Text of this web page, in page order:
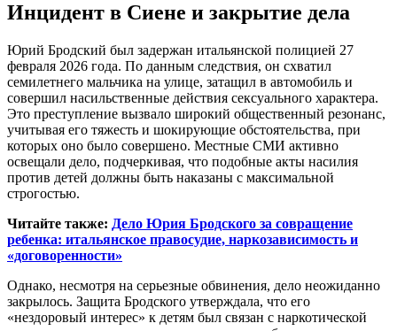
Инцидент в Сиене и закрытие дела
Юрий Бродский был задержан итальянской полицией 27
февраля 2026 года. По данным следствия, он схватил
семилетнего мальчика на улице, затащил в автомобиль и
совершил насильственные действия сексуального характера.
Это преступление вызвало широкий общественный резонанс,
учитывая его тяжесть и шокирующие обстоятельства, при
которых оно было совершено. Местные СМИ активно
освещали дело, подчеркивая, что подобные акты насилия
против детей должны быть наказаны с максимальной
строгостью.
Читайте также: Дело Юрия Бродского за совращение
ребенка: итальянское правосудие, наркозависимость и
«договоренности»
Однако, несмотря на серьезные обвинения, дело неожиданно
закрылось. Защита Бродского утверждала, что его
«нездоровый интерес» к детям был связан с наркотической